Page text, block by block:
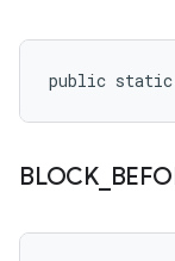
public
BLOCK_